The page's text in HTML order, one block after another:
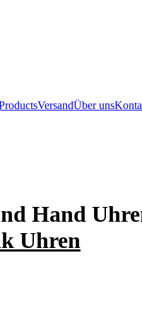
VersandÜber uns
Hand
Uhren